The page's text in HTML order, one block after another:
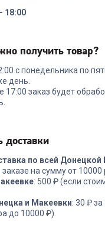
A3850
зеленый
2 799₽
18:00
получить товар?
с понедельника по
день.
17:00 заказ будет
доставки
по всей
заказе на сумму от 10000
: 500 ₽ (если
и Макеевки: 30 ₽
до 10000 ₽).